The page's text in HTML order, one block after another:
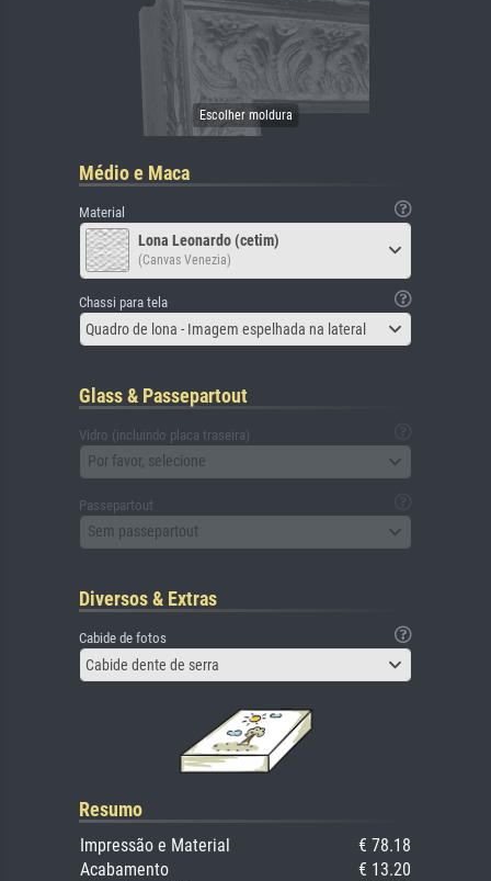
Médio e Maca
Material
Lona Leonardo (cetim)
(Canvas Venezia)
Chassi para tela
Quadro de lona - Imagem espelhada na lateral
Glass & Passepartout
Vidro (incluindo placa traseira)
Por favor, selecione
Passepartout
Sem passepartout
Diversos & Extras
Cabide de fotos
Cabide dente de serra
Resumo
Impressão e Material
€ 78.18
Acabamento
€ 13.20